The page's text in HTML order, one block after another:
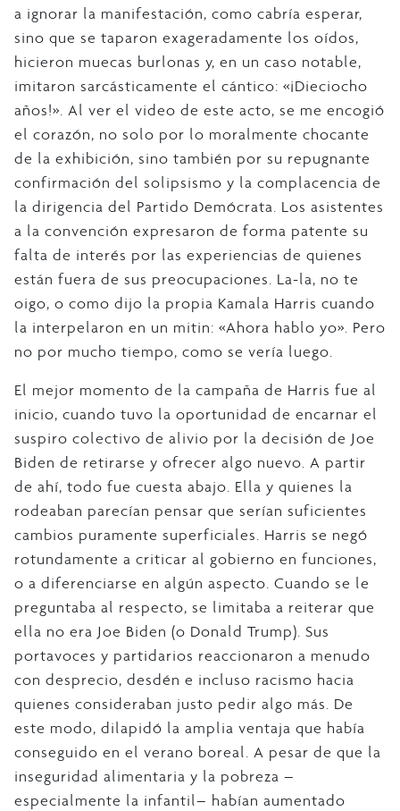
a ignorar la manifestación, como cabría esperar,
sino que se taparon exageradamente los oídos,
hicieron muecas burlonas y, en un caso notable,
imitaron sarcásticamente el cántico: «¡Dieciocho
años!». Al ver el video de este acto, se me encogió
el corazón, no solo por lo moralmente chocante
de la exhibición, sino también por su repugnante
confirmación del solipsismo y la complacencia de
la dirigencia del Partido Demócrata. Los asistentes
a la convención expresaron de forma patente su
falta de interés por las experiencias de quienes
están fuera de sus preocupaciones. La-la, no te
oigo, o como dijo la propia Kamala Harris cuando
la interpelaron en un mitin: «Ahora hablo yo». Pero
no por mucho tiempo, como se vería luego.
El mejor momento de la campaña de Harris fue al
inicio, cuando tuvo la oportunidad de encarnar el
suspiro colectivo de alivio por la decisión de Joe
Biden de retirarse y ofrecer algo nuevo. A partir
de ahí, todo fue cuesta abajo. Ella y quienes la
rodeaban parecían pensar que serían suficientes
cambios puramente superficiales. Harris se negó
rotundamente a criticar al gobierno en funciones,
o a diferenciarse en algún aspecto. Cuando se le
preguntaba al respecto, se limitaba a reiterar que
ella no era Joe Biden (o Donald Trump). Sus
portavoces y partidarios reaccionaron a menudo
con desprecio, desdén e incluso racismo hacia
quienes consideraban justo pedir algo más. De
este modo, dilapidó la amplia ventaja que había
conseguido en el verano boreal. A pesar de que la
inseguridad alimentaria y la pobreza –
especialmente la infantil– habían aumentado